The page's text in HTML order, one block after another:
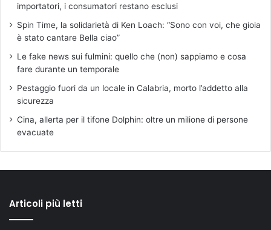
importatori, i consumatori restano esclusi
Spin Time, la solidarietà di Ken Loach: “Sono con voi, che gioia
è stato cantare Bella ciao”
Le fake news sui fulmini: quello che (non) sappiamo e cosa
fare durante un temporale
Pestaggio fuori da un locale in Calabria, morto l’addetto alla
sicurezza
Cina, allerta per il tifone Dolphin: oltre un milione di persone
evacuate
Articoli più letti